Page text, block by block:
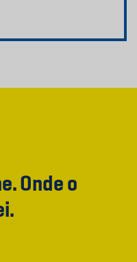
Onde o